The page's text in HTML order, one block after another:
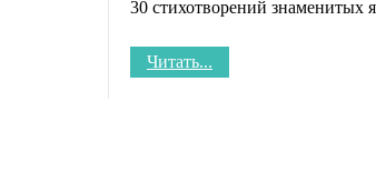
30 стихотворений знаменитых
Читать...